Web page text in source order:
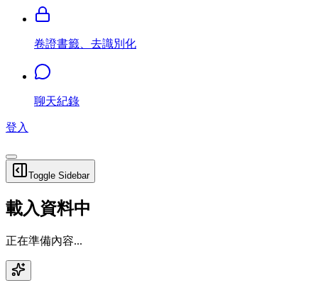
卷證書籤、去識別化
聊天紀錄
登入
Toggle Sidebar
載入資料中
正在準備內容...